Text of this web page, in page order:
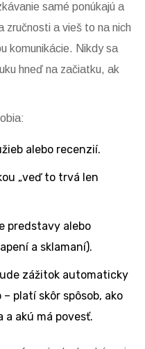
samé ponúkajú a
zručnosti a vieš to na nich
komunikácie. Nikdy sa
hneď na začiatku, ak
alebo recenzií.
„veď to trvá len
predstavy alebo
a sklamaní).
zážitok automaticky
platí skôr spôsob, ako
a akú má povesť.